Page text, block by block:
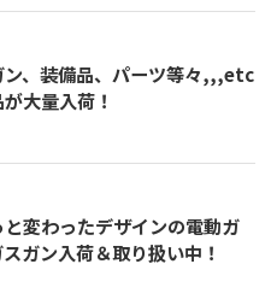
ン、装備品、パーツ等々,,,etc
大量入荷！
と変わったデザインの電動ガ
ガン入荷＆取り扱い中！